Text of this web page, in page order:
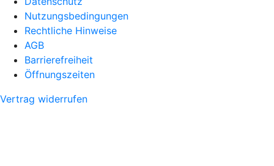
Nutzungsbedingungen
Rechtliche Hinweise
AGB
Barrierefreiheit
Öffnungszeiten
Vertrag widerrufen